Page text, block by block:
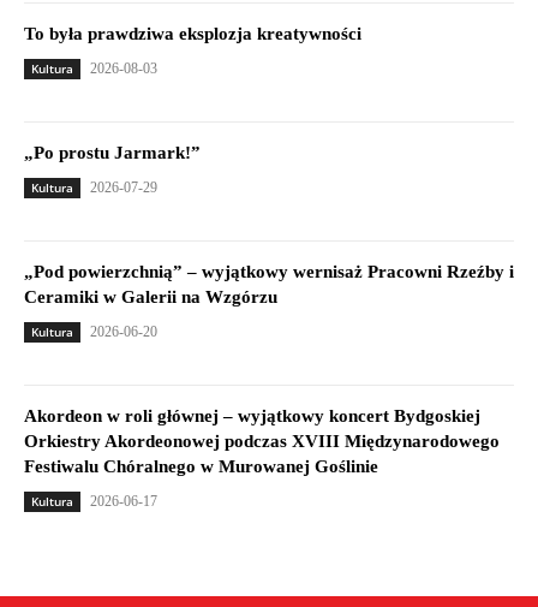
To była prawdziwa eksplozja kreatywności
Kultura 2026-08-03
„Po prostu Jarmark!”
Kultura 2026-07-29
„Pod powierzchnią” – wyjątkowy wernisaż Pracowni Rzeźby i
Ceramiki w Galerii na Wzgórzu
Kultura 2026-06-20
Akordeon w roli głównej – wyjątkowy koncert Bydgoskiej
Orkiestry Akordeonowej podczas XVIII Międzynarodowego
Festiwalu Chóralnego w Murowanej Goślinie
Kultura 2026-06-17